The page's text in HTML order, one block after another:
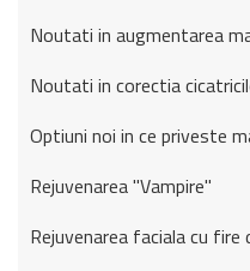
Noutati in augmentarea
Noutati in corectia
Optiuni noi in ce priveste
Rejuvenarea "Vampire"
Rejuvenarea faciala cu